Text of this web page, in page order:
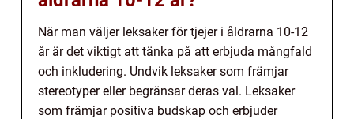
När man väljer leksaker för tjejer i åldrarna 10-12
år är det viktigt att tänka på att erbjuda mångfald
och inkludering. Undvik leksaker som främjar
stereotyper eller begränsar deras val. Leksaker
som främjar positiva budskap och erbjuder